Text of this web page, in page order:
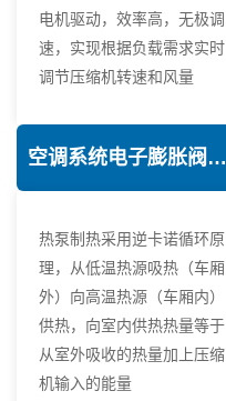
电机驱动，效率高，无极调
速，实现根据负载需求实时
调节压缩机转速和风量
空调系统电子膨胀阀热力学优化技术
热泵制热采用逆卡诺循环原
理，从低温热源吸热（车厢
外）向高温热源（车厢内）
供热，向室内供热热量等于
从室外吸收的热量加上压缩
机输入的能量